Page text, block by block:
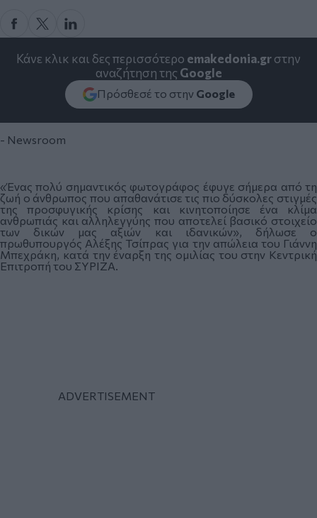
Κάνε κλικ και δες περισσότερο emakedonia.grστην
αναζήτηση της Google
Πρόσθεσέ το στην Google
- Newsroom
«Ένας πολύ σημαντικός φωτογράφος έφυγε σήμερα από τη
ζωή ο άνθρωπος που απαθανάτισε τις πιο δύσκολες στιγμές
της προσφυγικής κρίσης και κινητοποίησε ένα κλίμα
ανθρωπιάς και αλληλεγγύης που αποτελεί βασικό στοιχείο
των δικών μας αξιών και ιδανικών», δήλωσε ο
πρωθυπουργός Αλέξης Τσίπρας για την απώλεια του Γιάννη
Μπεχράκη, κατά την έναρξη της ομιλίας του στην Κεντρική
Επιτροπή του ΣΥΡΙΖΑ.